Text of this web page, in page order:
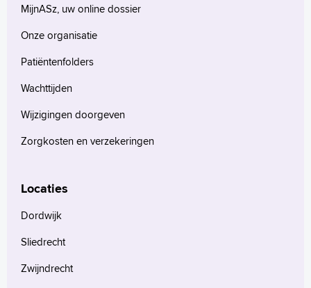
MijnASz, uw online dossier
Onze organisatie
Patiëntenfolders
Wachttijden
Wijzigingen doorgeven
Zorgkosten en verzekeringen
Locaties
Dordwijk
Sliedrecht
Zwijndrecht